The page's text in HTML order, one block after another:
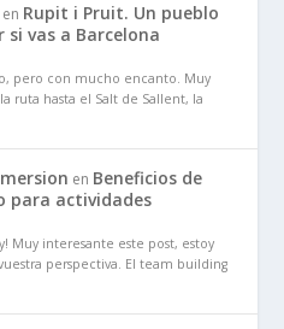
en Rupit i Pruit. Un pueblo
si vas a Barcelona
pero con mucho encanto. Muy
ruta hasta el Salt de Sallent, la
en Beneficios de
para actividades
Muy interesante este post, estoy
perspectiva. El team building